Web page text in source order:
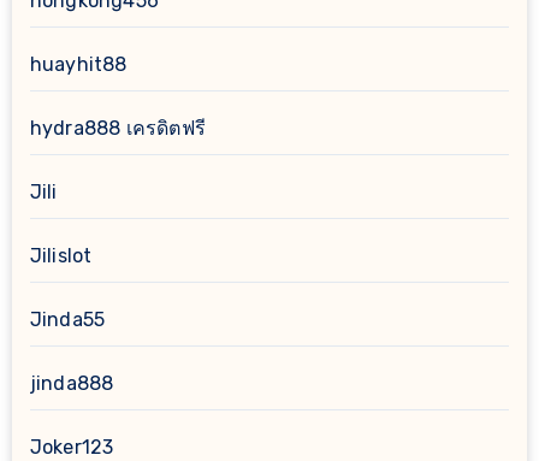
huayhit88
hydra888 เครดิตฟรี
Jili
Jilislot
Jinda55
jinda888
Joker123